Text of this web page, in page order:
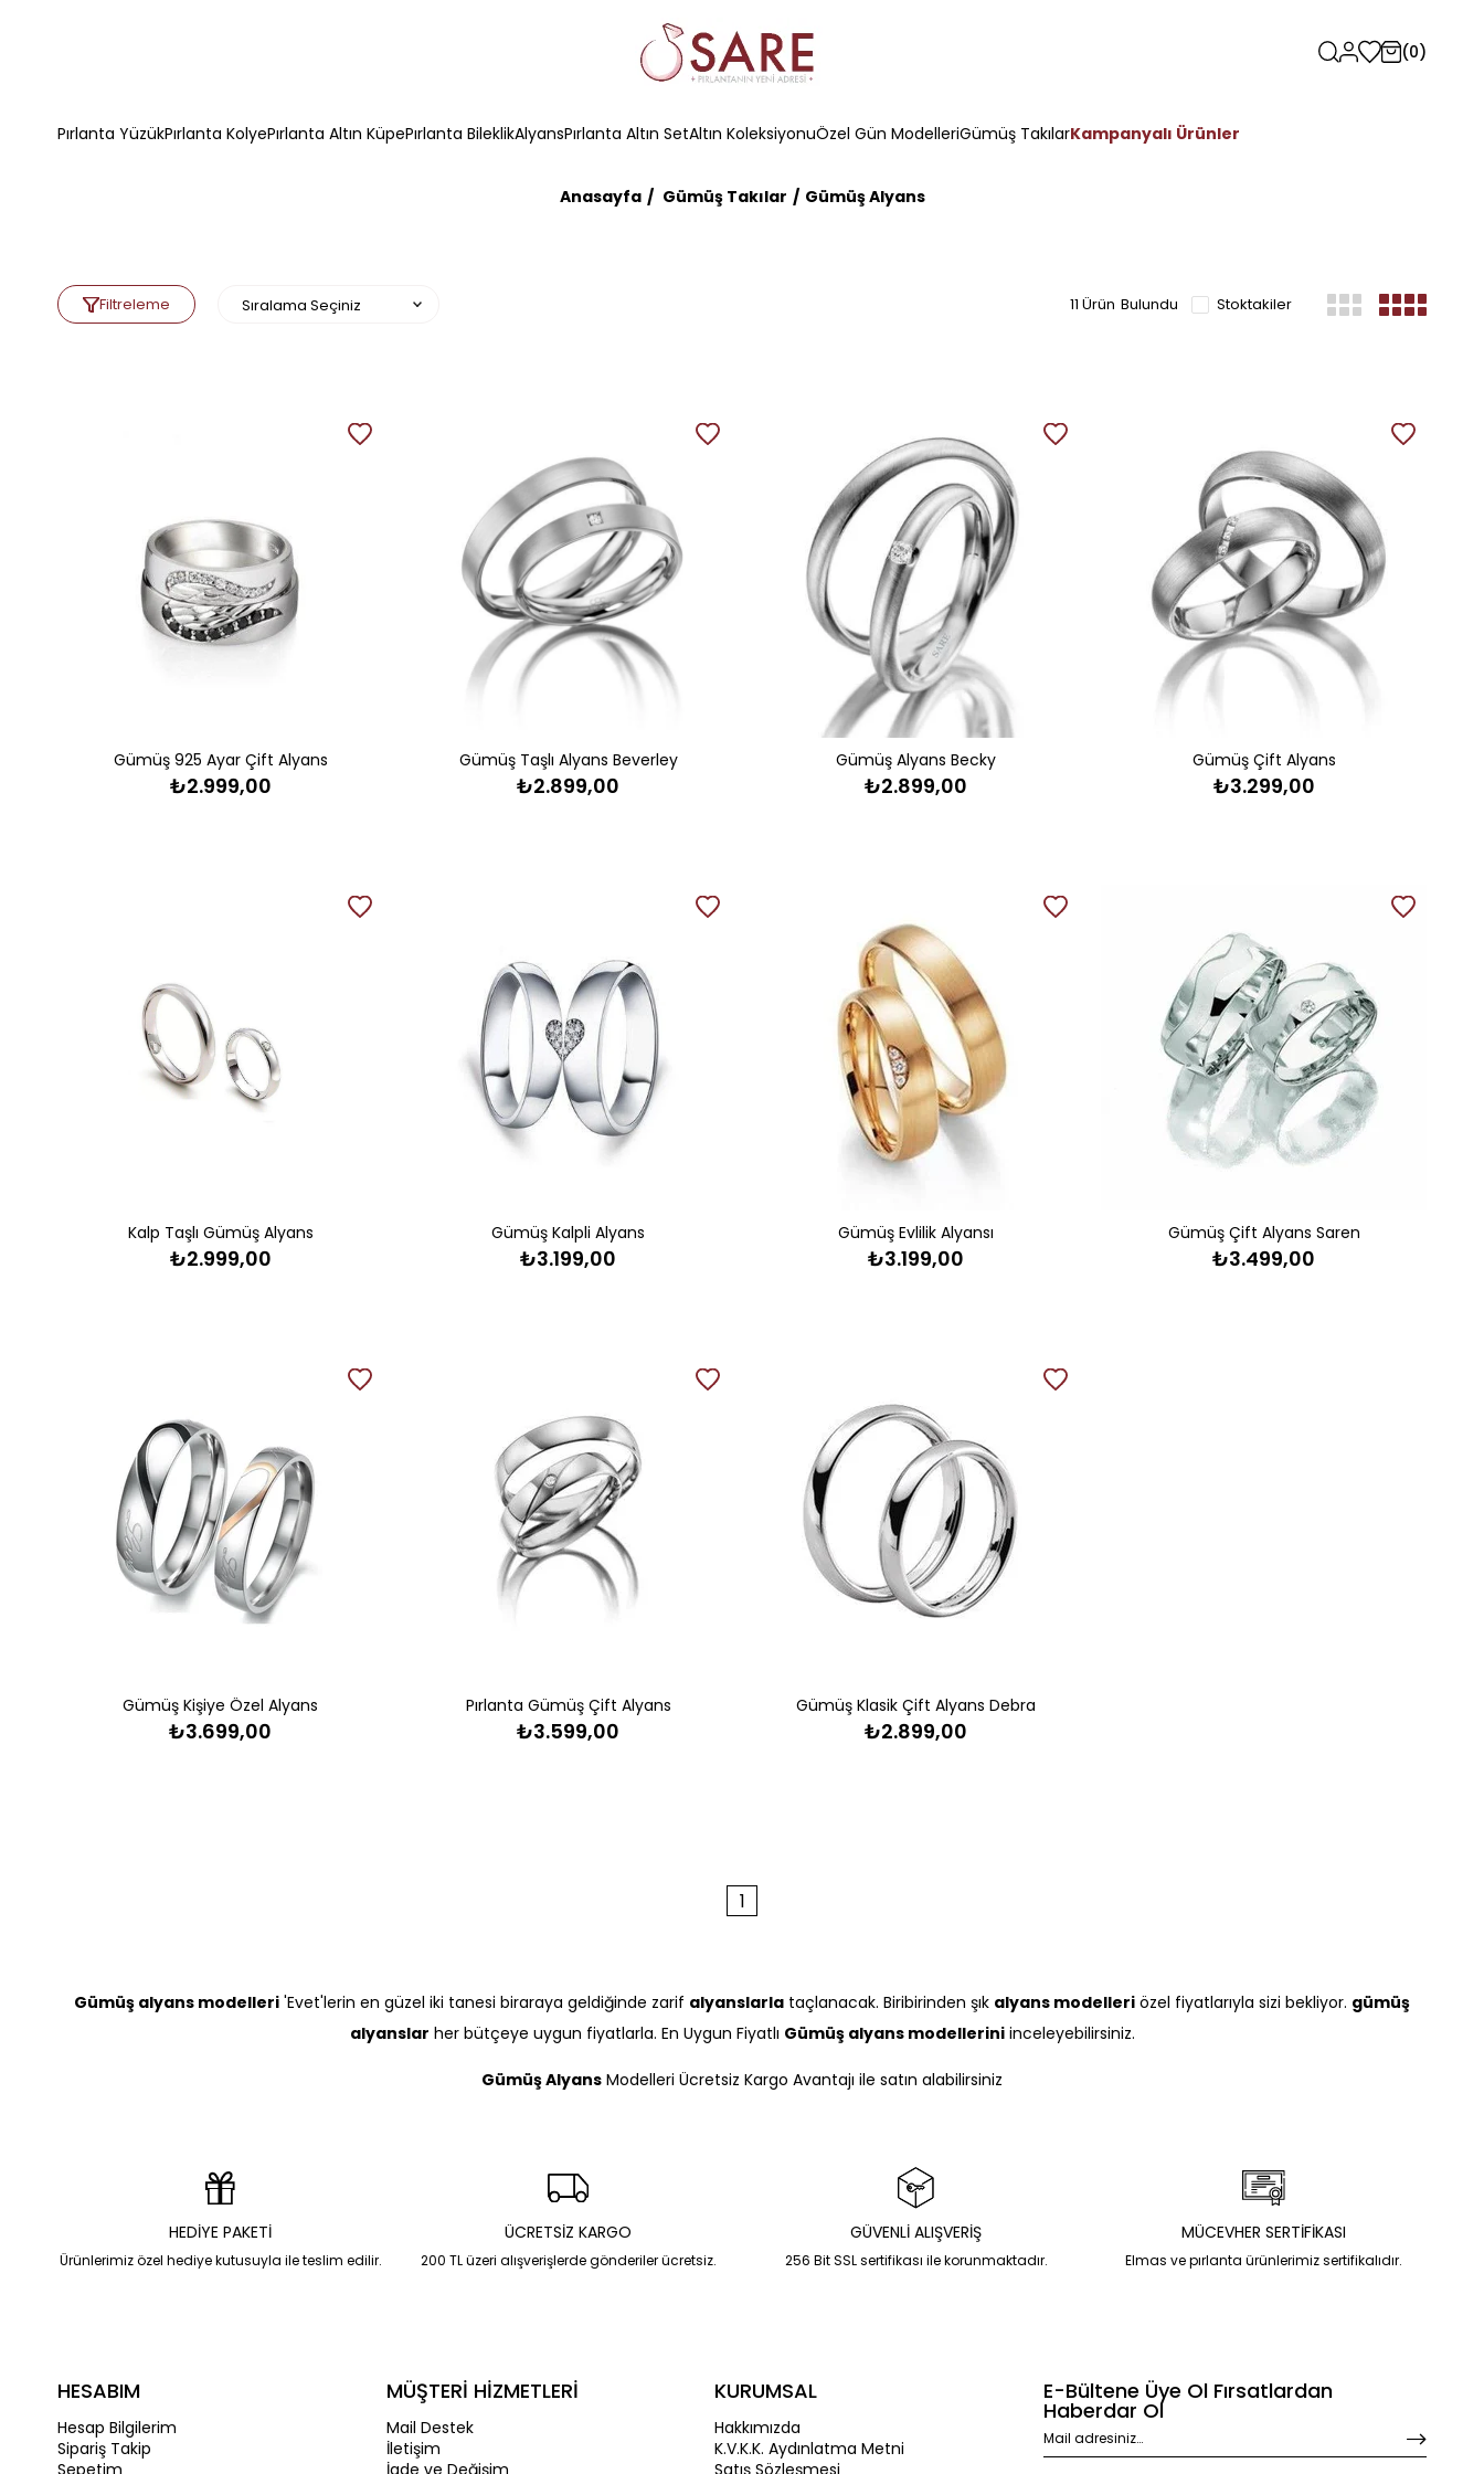
0
Pırlanta YüzükPırlanta KolyePırlanta Altın KüpePırlanta BileklikAlyansPırlanta Altın SetAltın KoleksiyonuÖzel Gün ModelleriGümüş TakılarKampanyalı Ürünler
Anasayfa Gümüş Takılar Gümüş Alyans
Stoktakiler
11 Ürün
Filtreleme
Gümüş 925 Ayar Çift Alyans
₺2.999,00
Gümüş Taşlı Alyans Beverley
₺2.899,00
Gümüş Alyans Becky
₺2.899,00
Gümüş Çift Alyans
₺3.299,00
Kalp Taşlı Gümüş Alyans
₺2.999,00
Gümüş Kalpli Alyans
₺3.199,00
Gümüş Evlilik Alyansı
₺3.199,00
Gümüş Çift Alyans Saren
₺3.499,00
Gümüş Kişiye Özel Alyans
₺3.699,00
Pırlanta Gümüş Çift Alyans
₺3.599,00
Gümüş Klasik Çift Alyans Debra
₺2.899,00
1
Gümüş alyans modelleri 'Evet'lerin en güzel iki tanesi biraraya geldiğinde zarif alyanslarla taçlanacak. Biribirinden şık alyans modelleri özel fiyatlarıyla sizi bekliyor. gümüş
alyanslar her bütçeye uygun fiyatlarla. En Uygun Fiyatlı Gümüş alyans modelleriniinceleyebilirsiniz.
Gümüş Alyans Modelleri Ücretsiz Kargo Avantajı ile satın alabilirsiniz
HEDİYE PAKETİ
Ürünlerimiz özel hediye kutusuyla ile teslim edilir.
ÜCRETSİZ KARGO
200 TL üzeri alışverişlerde gönderiler ücretsiz.
GÜVENLİ ALIŞVERİŞ
256 Bit SSL sertifikası ile korunmaktadır.
MÜCEVHER SERTİFİKASI
Elmas ve pırlanta ürünlerimiz sertifikalıdır.
HESABIM
Hesap Bilgilerim
Sipariş Takip
Sepetim
MÜŞTERİ HİZMETLERİ
Mail Destek
İletişim
İade ve Değişim
KURUMSAL
Hakkımızda
K.V.K.K. Aydınlatma Metni
Satış Sözleşmesi
E-Bültene Üye Ol Fırsatlardan
Haberdar Ol